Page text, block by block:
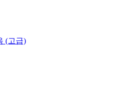
(고급)